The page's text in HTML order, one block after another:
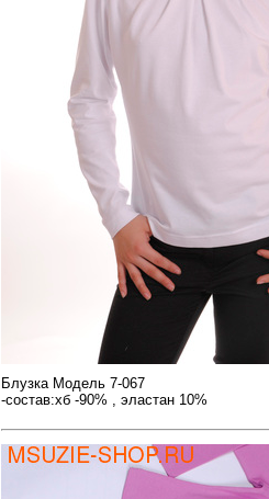
Блузка Модель 7-067
-состав:хб -90% , эластан 10%